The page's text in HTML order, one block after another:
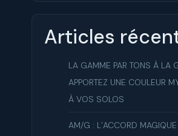
Articles
LA GAMME PAR TONS À LA
APPORTEZ UNE COULEUR
À VOS SOLOS
AM/G : L’ACCORD MAGIQUE